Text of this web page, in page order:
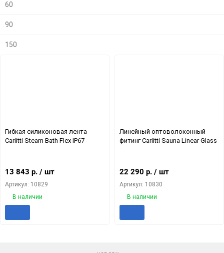
60
90
150
Гибкая силиконовая лента
Cariitti Steam Bath Flex IP67
13 843 р. / шт
Артикул: 10829
В наличии
Линейный оптоволоконный
фитинг Cariitti Sauna Linear Glass
22 290 р. / шт
Артикул: 10830
В наличии